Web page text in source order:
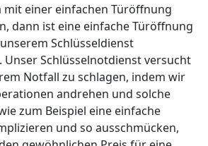
mit einer einfachen Türöffnung
dann ist eine einfache Türöffnung
Schlüsseldienst
Schlüsselnotdienst versucht
Notfall zu schlagen, indem wir
andrehen und solche
zum Beispiel eine einfache
und so ausschmücken,